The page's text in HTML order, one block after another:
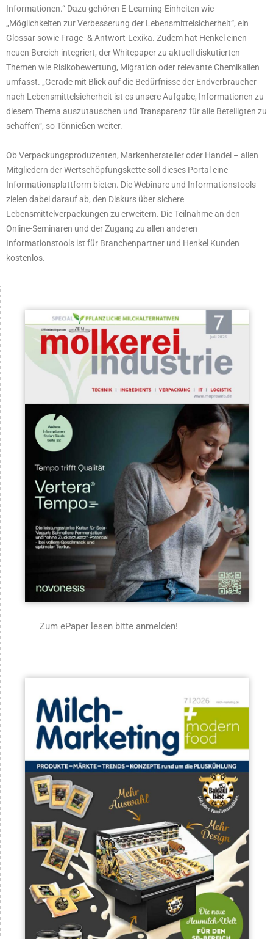
Informationen.“ Dazu gehören E-Learning-Einheiten wie
„Möglichkeiten zur Verbesserung der Lebensmittelsicherheit“, ein
Glossar sowie Frage- & Antwort-Lexika. Zudem hat Henkel einen
neuen Bereich integriert, der Whitepaper zu aktuell diskutierten
Themen wie Risikobewertung, Migration oder relevante Chemikalien
umfasst. „Gerade mit Blick auf die Bedürfnisse der Endverbraucher
nach Lebensmittelsicherheit ist es unsere Aufgabe, Informationen zu
diesem Thema auszutauschen und Transparenz für alle Beteiligten zu
schaffen“, so Tönnießen weiter.
Ob Verpackungsproduzenten, Markenhersteller oder Handel – allen
Mitgliedern der Wertschöpfungskette soll dieses Portal eine
Informationsplattform bieten. Die Webinare und Informationstools
zielen dabei darauf ab, den Diskurs über sichere
Lebensmittelverpackungen zu erweitern. Die Teilnahme an den
Online-Seminaren und der Zugang zu allen anderen
Informationstools ist für Branchenpartner und Henkel Kunden
kostenlos.
Zum ePaper lesen bitte anmelden!